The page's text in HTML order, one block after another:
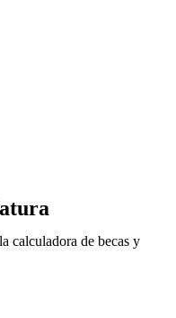
calculadora de becas y